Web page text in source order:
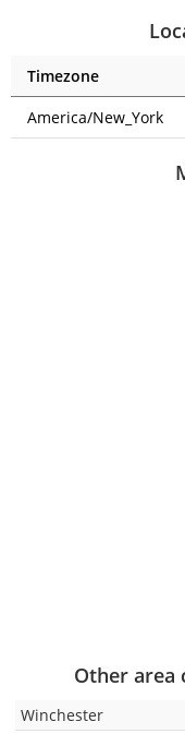
Timezone
America/New_York
Other area
Winchester